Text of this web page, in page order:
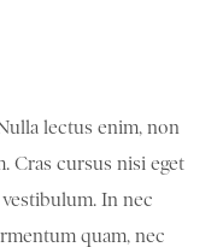
lectus enim, non
Cras cursus nisi eget
In nec
quam, nec